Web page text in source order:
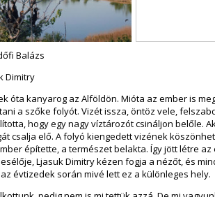
Balázs
Dimitry
óta kanyarog az Alföldön. Mióta az ember is
a szőke folyót. Vizét issza, öntöz vele,
hogy egy nagy víztározót csináljon belőle.
csalja elő. A folyó kiengedett vizének
építette, a természet belakta. Így jött létre
Ljasuk Dimitry kézen fogja a nézőt, és
évtizedek során mivé lett ez a különleges hely.